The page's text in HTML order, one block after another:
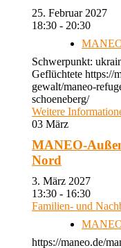
25. Februar 2027
18:30 - 20:30
Schwerpunkt:
Geflüchtete https://
gewalt/maneo-
schoeneberg/
Weitere
03 März
MANEO-
Nord
3. März 2027
13:30 - 16:30
Familien- und
https://maneo.de/